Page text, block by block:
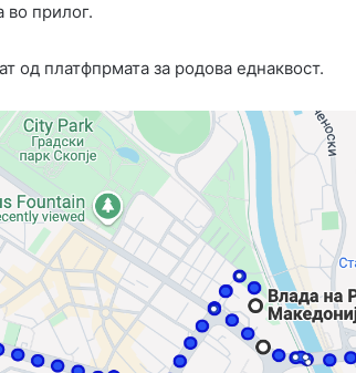
во прилог.
од платфпрмата за родова еднаквост.